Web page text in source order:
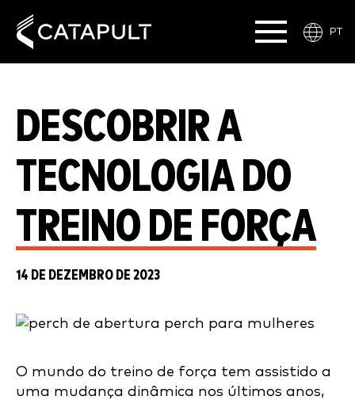
PT
DESCOBRIR A
TECNOLOGIA DO
TREINO DE FORÇA
14 DE DEZEMBRO DE 2023
O mundo do treino de força tem assistido a
uma mudança dinâmica nos últimos anos,